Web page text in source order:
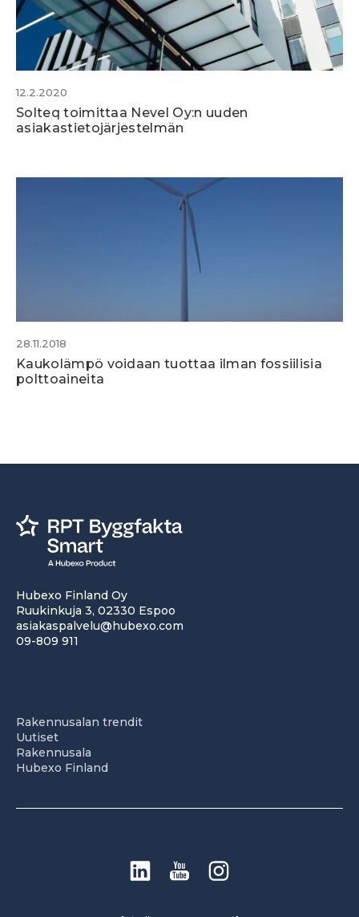
12.2.2020
Solteq toimittaa Nevel Oy:n uuden
asiakastietojärjestelmän
28.11.2018
Kaukolämpö voidaan tuottaa ilman fossiilisia
polttoaineita
Hubexo Finland Oy
Ruukinkuja 3, 02330 Espoo
asiakaspalvelu@hubexo.com
09-809 911
Rakennusalan trendit
Uutiset
Rakennusala
Hubexo Finland